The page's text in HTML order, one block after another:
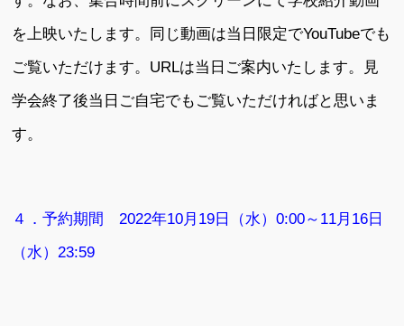
を上映いたします。同じ動画は当日限定でYouTubeでも
ご覧いただけます。URLは当日ご案内いたします。見
学会終了後当日ご自宅でもご覧いただければと思いま
す。
４．予約期間 2022年10月19日（水）0:00～11月16日
（水）23:59